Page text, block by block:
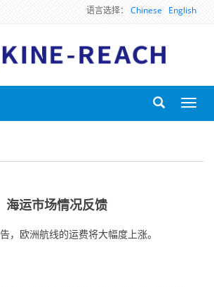
语言选择： Chinese English
海运市场情况反馈
，欧洲航线的运费将大幅度上涨。